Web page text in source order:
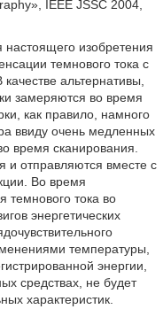
IEEE JSSC 2004,
изобретения
темнового тока с
альтернативы,
замеряются во время
как правило, намного
ввиду очень медленных
время сканирования.
отправляются вместе с
Во время
темнового тока во
энергетических
температуры,
энергии,
средствах, не будет
характеристик.